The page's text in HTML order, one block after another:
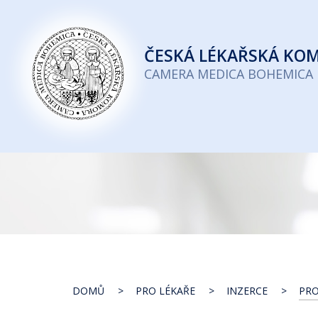
Česká
lékařská
komora
ČESKÁ LÉKAŘSKÁ
CAMERA MEDICA BOHEMICA
DOMŮ PRO LÉKAŘE INZERCE